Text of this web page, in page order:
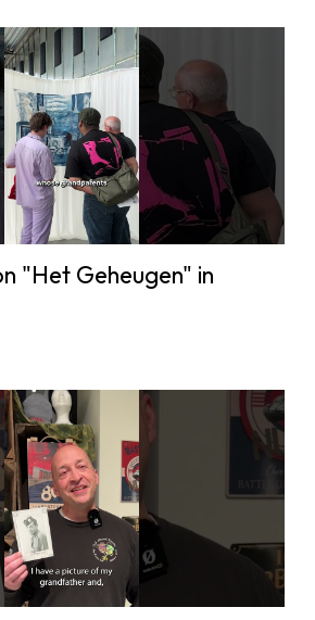
"Het Geheugen" in